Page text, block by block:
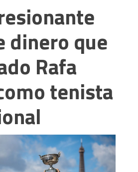
dinero que
Rafa
tenista